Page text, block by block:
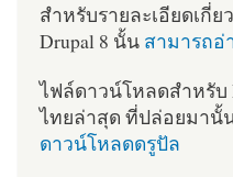
สำหรับรายละเอียดเกี่
Drupal 8 นั้น สามารถ
ไฟล์ดาวน์โหลดสำหรับ
ไทยล่าสุด ที่ปล่อยมานั้
ดาวน์โหลดดรูปัล